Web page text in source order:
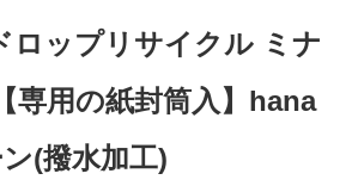
ロップリサイクル ミナ
専用の紙封筒入】hana
(撥水加工)